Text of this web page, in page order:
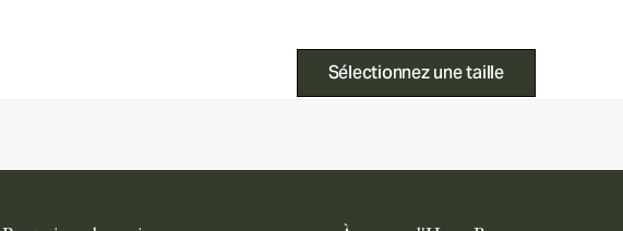
Sélectionnez une taille